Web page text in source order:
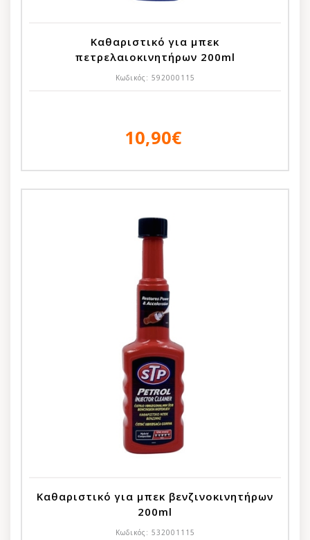
Καθαριστικό για μπεκ
πετρελαιοκινητήρων 200ml
Κωδικός: 592000115
10,90€
Καθαριστικό για μπεκ βενζινοκινητήρων
200ml
Κωδικός: 532001115